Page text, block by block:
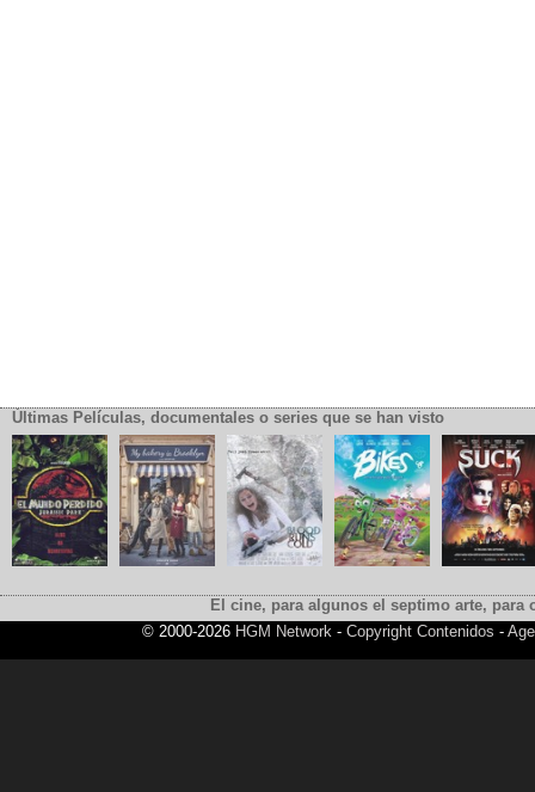
Últimas Películas, documentales o series que se han visto
El cine, para algunos el septimo arte,
© 2000-2026 HGM Network- Copyright Contenidos -